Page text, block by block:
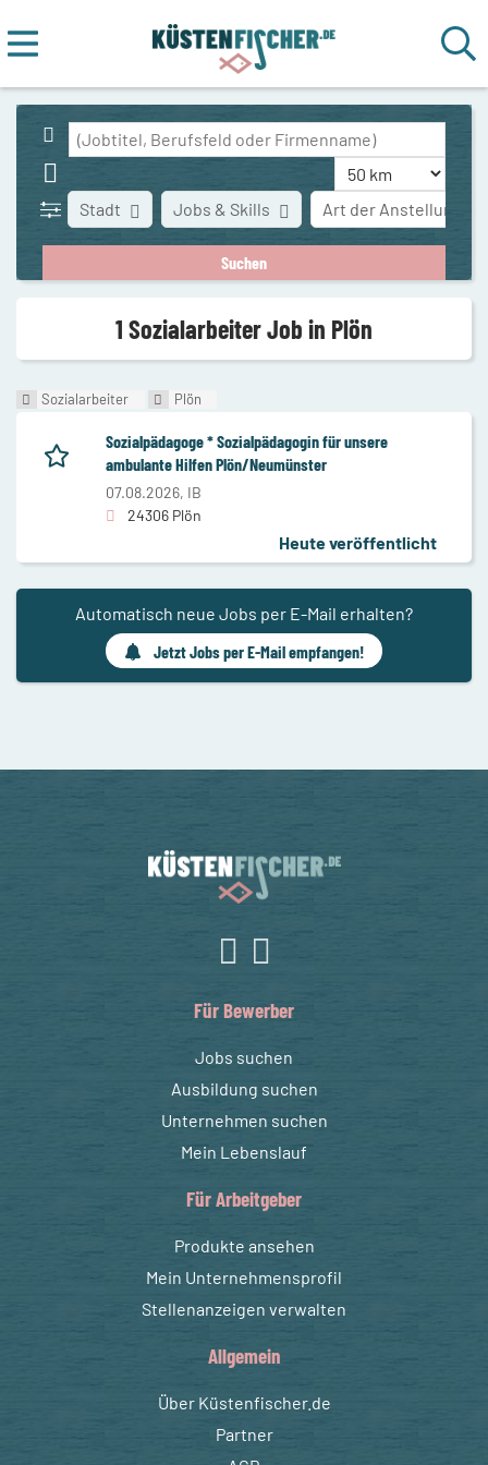
Stadt Art der Anstellung
Jobs & Skills
1 Sozialarbeiter Job in Plön
Sozialarbeiter Plön
Sozialpädagoge * Sozialpädagogin für unsere
ambulante Hilfen Plön/Neumünster
07.08.2026, IB
24306 Plön
Heute veröffentlicht
Automatisch neue Jobs per E-Mail erhalten?
Jetzt Jobs per E-Mail empfangen!
Für Bewerber
Jobs suchen
Ausbildung suchen
Unternehmen suchen
Mein Lebenslauf
Für Arbeitgeber
Produkte ansehen
Mein Unternehmensprofil
Stellenanzeigen verwalten
Allgemein
Über Küstenfischer.de
Partner